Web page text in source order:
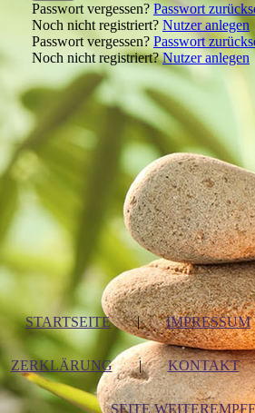
Passwort vergessen?Passwort
Noch nicht registriert? Nutzer anlegen
Passwort vergessen? Passwort
Noch nicht registriert?Nutzer anlegen
STARTSEITE | IMPRESSUM
ZERKLÄRUNG | KONTAKT
SEITE